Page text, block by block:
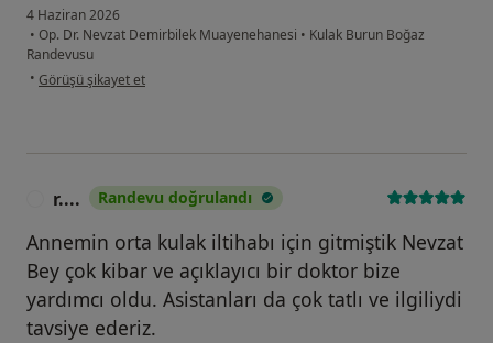
4 Haziran 2026
• Op. Dr. Nevzat Demirbilek Muayenehanesi • Kulak Burun Boğaz
Randevusu
• kullanıcının görüşüne göre su...t
Görüşü şikayet et
r.... Randevu doğrulandı
Annemin orta kulak iltihabı için gitmiştik Nevzat
Bey çok kibar ve açıklayıcı bir doktor bize
yardımcı oldu. Asistanları da çok tatlı ve ilgiliydi
tavsiye ederiz.